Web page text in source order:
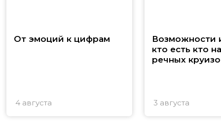
От эмоций к цифрам
4 августа
Возможности
кто есть кто
речных
3 августа